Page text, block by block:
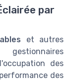
par
et autres
des
des